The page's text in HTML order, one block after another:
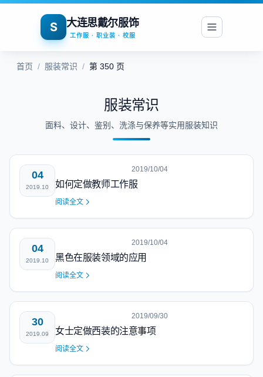
S 大连思戴尔服饰
工作服 · 职业装 · 校服
首页 / 服装常识 / 第 350 页
服装常识
面料、设计、鉴别、洗涤与保养等实用服装知识
04
2019.10
2019/10/04
如何定做教师工作服
阅读全文
04
2019.10
2019/10/04
黑色在服装领域的应用
阅读全文
30
2019.09
2019/09/30
女士定做西装的注意事项
阅读全文